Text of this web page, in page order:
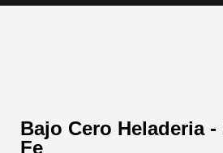
Bajo Cero Heladeria
Fe